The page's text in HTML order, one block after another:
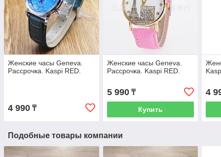
Женские часы Geneva.
Рассрочка. Kaspi RED.
4 990 ₸
Женские часы Geneva.
Рассрочка. Kaspi RED.
5 990₸
Купить
4
Подобные товары компании